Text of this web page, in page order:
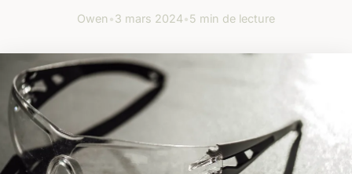
Owen •3 mars 2024•5 min de lecture